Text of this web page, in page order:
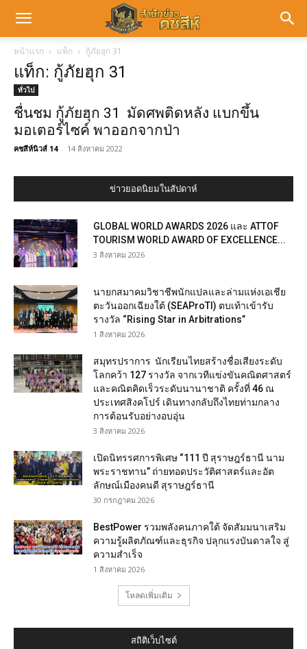
หน้าแรก แท็ก กู้ภัยฮุก 31
แท็ก: กู้ภัยฮุก 31
ทั่วไป
ชื่นชม กู้ภัยฮุก 31 มัดศพติดหลัง แบกขึ้น
มอเตอร์ไซค์ พาออกจากป่า
คชสีห์นิวส์ 14 - 14 สิงหาคม 2022
ข่าวยอดนิยมในสัปดาห์
GLOBAL WORLD AWARDS 2026 และ ATTOF
TOURISM WORLD AWARD OF EXCELLENCE...
3 สิงหาคม 2026
นายกสมาคมวิชาชีพนักแปลและล่ามแห่งเอเชีย
ตะวันออกเฉียงใต้ (SEAProTI) ตบเท้าเข้ารับ
รางวัล “Rising Star in Arbitrations”
1 สิงหาคม 2026
สมุทรปราการ นักเรียนไทยสร้างชื่อเสียงระดับ
โลกคว้า 127 รางวัล จากเวทีแข่งขันคณิตศาสตร์
และคณิตคิดเร็วระดับนานาชาติ ครั้งที่ 46 ณ
ประเทศสิงคโปร์ เดินทางกลับถึงไทยท่ามกลาง
การต้อนรับอย่างอบอุ่น
3 สิงหาคม 2026
เปิดนิทรรศการพิเศษ “111 ปี สุราษฎร์ธานี นาม
พระราชทาน” ถ่ายทอดประวัติศาสตร์และอัต
ลักษณ์เมืองคนดี สุราษฎร์ธานี
30 กรกฎาคม 2026
BestPower รวมพลังคนภาคใต้ จัดสัมมนาเสริม
ความรู้ผลิตภัณฑ์และธุรกิจ ปลุกแรงบันดาลใจ สู่
ความสำเร็จ
1 สิงหาคม 2026
โหลดเพิ่มเติม
สถิติเว็บไซต์